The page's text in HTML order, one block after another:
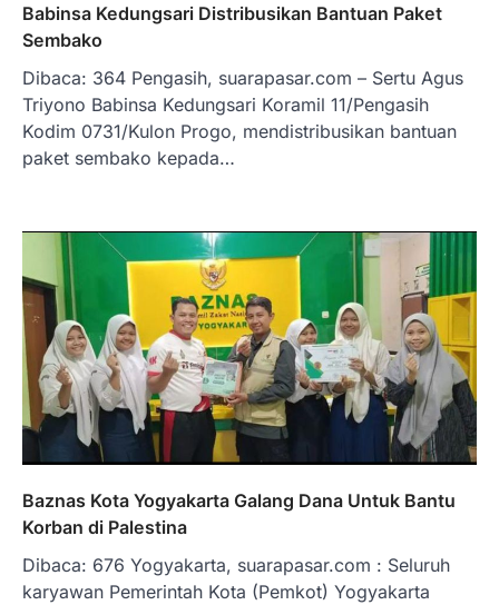
Babinsa Kedungsari Distribusikan Bantuan Paket
Sembako
Dibaca: 364 Pengasih, suarapasar.com – Sertu Agus
Triyono Babinsa Kedungsari Koramil 11/Pengasih
Kodim 0731/Kulon Progo, mendistribusikan bantuan
paket sembako kepada…
Baznas Kota Yogyakarta Galang Dana Untuk Bantu
Korban di Palestina
Dibaca: 676 Yogyakarta, suarapasar.com : Seluruh
karyawan Pemerintah Kota (Pemkot) Yogyakarta